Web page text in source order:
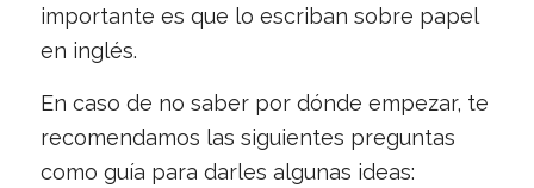
importante es que lo escriban sobre papel
en inglés.
En caso de no saber por dónde empezar, te
recomendamos las siguientes preguntas
como guía para darles algunas ideas: